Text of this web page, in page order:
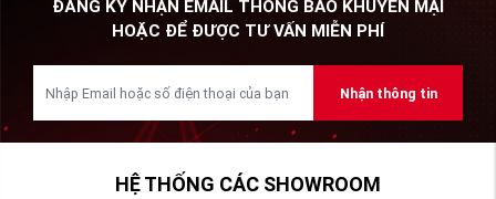
ĐĂNG KÝ NHẬN EMAIL THÔNG BÁO KHUYẾN MẠI
HOẶC ĐỂ ĐƯỢC TƯ VẤN MIỄN PHÍ
Nhận thông tin
HỆ THỐNG CÁC SHOWROOM